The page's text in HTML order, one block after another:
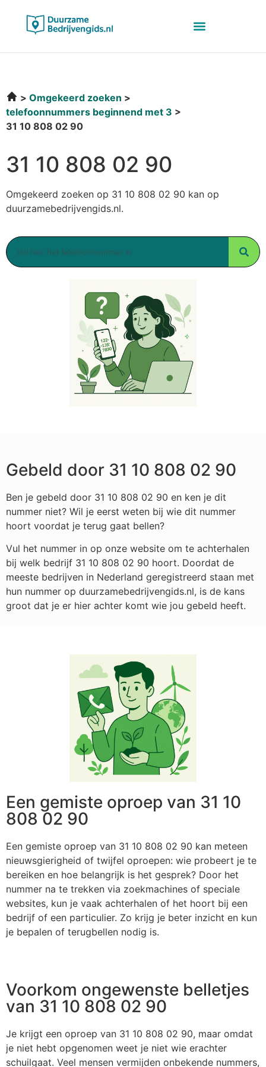
Omgekeerd zoeken
telefoonnummers beginnend met 3
31 10 808 02 90
31 10 808 02 90
Omgekeerd zoeken op 31 10 808 02 90 kan op
duurzamebedrijvengids.nl.
Gebeld door 31 10 808 02 90
Ben je gebeld door 31 10 808 02 90 en ken je dit
nummer niet? Wil je eerst weten bij wie dit nummer
hoort voordat je terug gaat bellen?
Vul het nummer in op onze website om te achterhalen
bij welk bedrijf 31 10 808 02 90 hoort. Doordat de
meeste bedrijven in Nederland geregistreerd staan met
hun nummer op duurzamebedrijvengids.nl, is de kans
groot dat je er hier achter komt wie jou gebeld heeft.
Een gemiste oproep van 31 10
808 02 90
Een gemiste oproep van 31 10 808 02 90 kan meteen
nieuwsgierigheid of twijfel oproepen: wie probeert je te
bereiken en hoe belangrijk is het gesprek? Door het
nummer na te trekken via zoekmachines of speciale
websites, kun je vaak achterhalen of het hoort bij een
bedrijf of een particulier. Zo krijg je beter inzicht en kun
je bepalen of terugbellen nodig is.
Voorkom ongewenste belletjes
van 31 10 808 02 90
Je krijgt een oproep van 31 10 808 02 90, maar omdat
je niet hebt opgenomen weet je niet wie erachter
schuilgaat. Veel mensen vermijden onbekende nummers,